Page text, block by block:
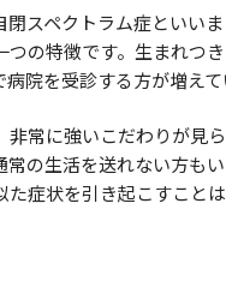
スペクトラム症といい
の特徴です。生まれつ
院を受診する方が増えて
常に強いこだわりが見
の生活を送れない方も
症状を引き起こすことは